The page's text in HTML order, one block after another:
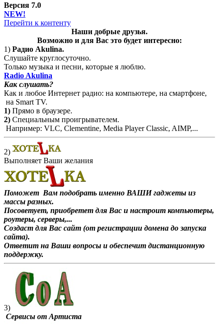
Версия 7.0
NEW!
Перейти к контенту
Наши добрые друзья.
Возможно и для Вас это будет интересно:
1) Радио Akulina.
Слушайте круглосуточно.
Только музыка и песни, которые я люблю.
Radio Akulina
Как слушать?
Как и любое Интернет радио: на компьютере, на смартфоне,
на Smart TV.
1) Прямо в браузере.
2) Специальным проигрывателем.
Например: VLC, Clementine, Media Player Classic, AIMP,...
2)
Выполняет Ваши желания
Поможет Вам подобрать именно ВАШИ гаджеты из
массы разных.
Посоветует, приобретет для Вас и настроит компьютеры,
роутеры, серверы,...
Создаст для Вас сайт (от регистрации домена до запуска
сайта).
Ответит на Ваши вопросы и обеспечит дистанционную
поддержку.
3)
Сервисы от Артиста